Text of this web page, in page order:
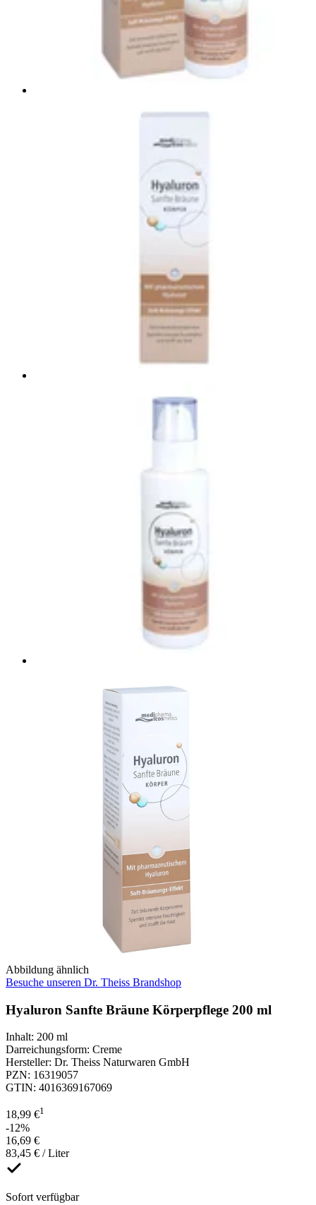
Abbildung ähnlich
Besuche unseren Dr. Theiss Brandshop
Hyaluron Sanfte Bräune Körperpflege 200 ml
Inhalt: 200 ml
Darreichungsform: Creme
Hersteller: Dr. Theiss Naturwaren GmbH
PZN: 16319057
GTIN: 4016369167069
18,99 €1
-12%
16,69 €
83,45 € / Liter
Sofort verfügbar